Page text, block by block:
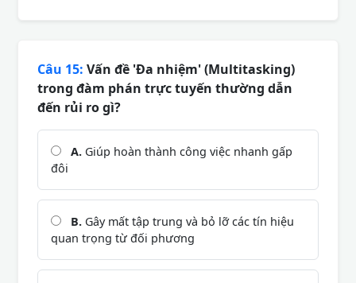
Câu 15: Vấn đề 'Đa nhiệm' (Multitasking)
trong đàm phán trực tuyến thường dẫn
đến rủi ro gì?
A. Giúp hoàn thành công việc nhanh gấp
đôi
B. Gây mất tập trung và bỏ lỡ các tín hiệu
quan trọng từ đối phương